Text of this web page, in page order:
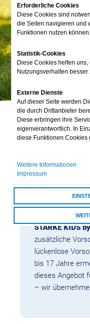
Erforderliche Cookies
Diese Cookies sind
die Seiten navigieren und
Funktionen nutzen können.
Statistik-Cookies
Diese Cookies helfen uns,
Nutzungsverhalten besser
Externe Dienste
Auf dieser Seite werden
die durch Drittanbieter
Diese erbringen ihre
eigenverantwortlich. In
diese Funktionen Cookies
Weitere Informationen
Impressum
ALLE
Für unsere
vivida bkk
Entwicklung
Leistungen der
hinaus. Mit dem
STARKE KIDS
zusätzliche
lückenlose
bis 17 Jahre
dieses Angebot
– wir